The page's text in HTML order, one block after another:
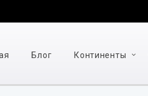
Блог Континенты